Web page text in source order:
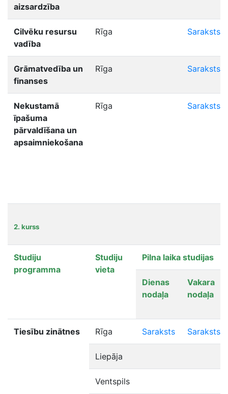
aizsardzība
Cilvēku resursu
vadība
Rīga Saraksts
Grāmatvedība un
finanses
Rīga Saraksts
Nekustamā
īpašuma
pārvaldīšana un
apsaimniekošana
Rīga Saraksts
2. kurss
Studiju
programma
Studiju
vieta
Pilna laika studijas
Dienas
nodaļa
Vakara
nodaļa
Tiesību zinātnes Rīga Saraksts Saraksts
Liepāja
Ventspils